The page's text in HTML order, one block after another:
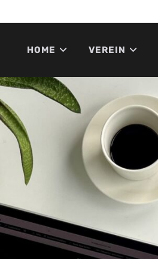
HOME VEREIN